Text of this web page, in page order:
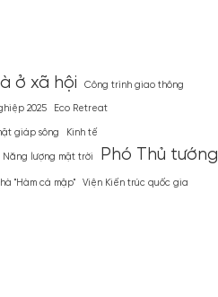
ở xã hội Công trình giao thông
2025 Eco Retreat
giáp sông Kinh tế
Năng lượng mặt trời Phó Thủ tướng
''Hàm cá mập'' Viện Kiến trúc quốc gia